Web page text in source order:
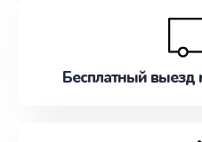
Бесплатный выезд